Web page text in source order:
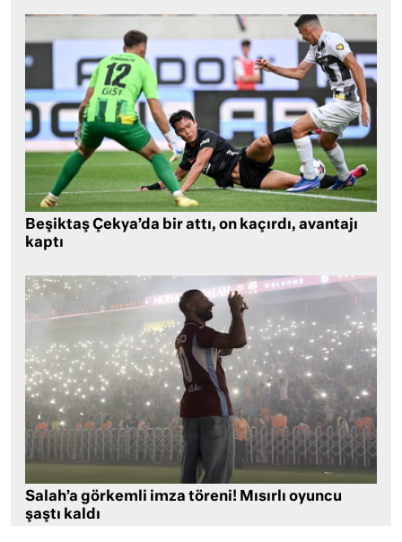
Beşiktaş Çekya’da bir attı, on kaçırdı, avantajı
kaptı
Salah’a görkemli imza töreni! Mısırlı oyuncu
şaştı kaldı